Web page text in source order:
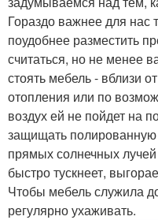
Гораздо важнее для нас
поудобнее разместить
считаться, но не менее
стоять мебель - вблизи
отопления или по
воздух ей не пойдет на
защищать
прямых солнечных
быстро тускнеет,
Чтобы мебель служила
регулярно ухаживать.